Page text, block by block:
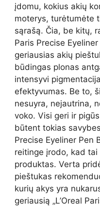
įdomu, kokius akių
moterys, turėtumėte
sąrašą. Čia, be kitų,
Paris Precise
geriausias akių
būdingas plonas
intensyvi
efektyvumas. Be to,
nesuyra, nejautrina,
voko. Visi geri ir
būtent tokias
Precise Eyeliner Pen
reitinge įrodo, kad tai
produktas. Verta
pieštukas
kurių akys yra
geriausią „L’Oreal